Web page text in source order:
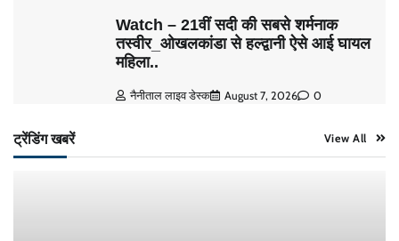
Watch – 21वीं सदी की सबसे शर्मनाक
तस्वीर_ओखलकांडा से हल्द्वानी ऐसे आई घायल
महिला..
नैनीताल लाइव डेस्क August 7, 2026 0
ट्रेंडिंग खबरें View All